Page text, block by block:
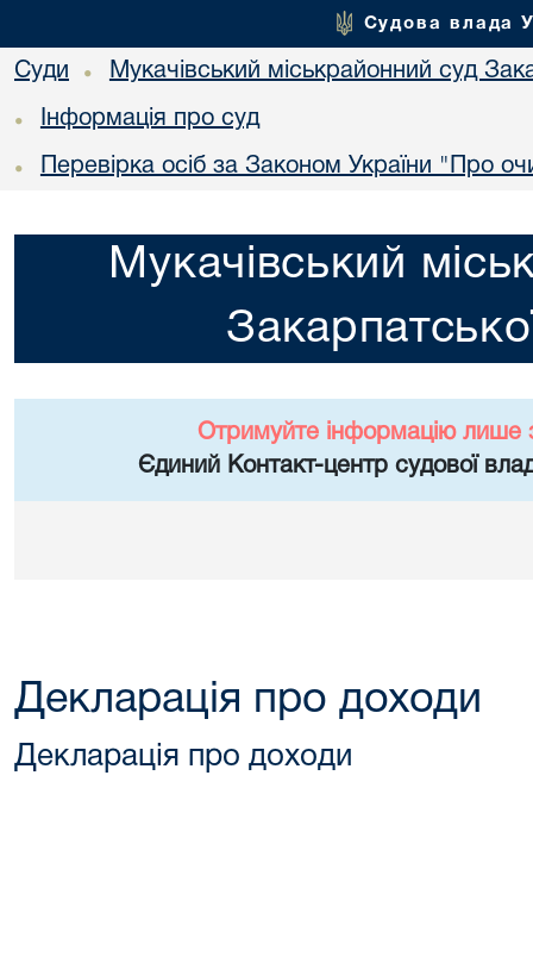
Судова влада
Суди • Мукачівський міськрайонний суд
• Інформація про суд
• Перевірка осіб за Законом України "Про
Мукачівський
Отримуйте інформацію лише
Єдиний Контакт-центр судової
Декларація про доходи
Декларація про доходи